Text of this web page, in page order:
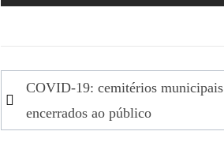
Navegação
de
artigos
COVID-19: cemitérios municipais
encerrados ao público